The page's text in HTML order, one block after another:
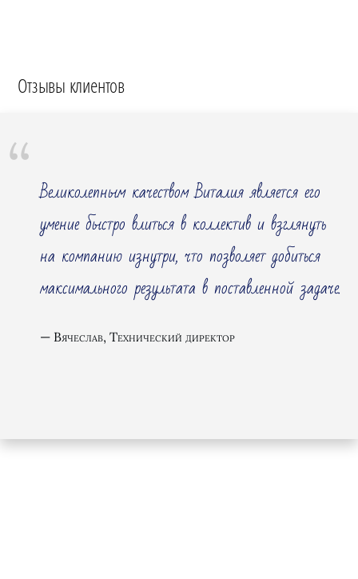
Отзывы клиентов
Великолепным качеством Виталия является его
умение быстро влиться в коллектив и взглянуть
на компанию изнутри, что позволяет добиться
максимального результата в поставленной задаче.
Вячеслав, Технический директор